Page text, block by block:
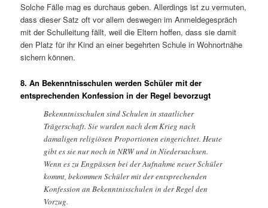
Solche Fälle mag es durchaus geben. Allerdings ist zu vermuten,
dass dieser Satz oft vor allem deswegen im Anmeldegespräch
mit der Schulleitung fällt, weil die Eltern hoffen, dass sie damit
den Platz für ihr Kind an einer begehrten Schule in Wohnortnähe
sichern können.
8. An Bekenntnisschulen werden Schüler mit der
entsprechenden Konfession in der Regel bevorzugt
Bekenntnisschulen sind Schulen in staatlicher
Trägerschaft. Sie wurden nach dem Krieg nach
damaligen religiösen Proportionen eingerichtet. Heute
gibt es sie nur noch in NRW und in Niedersachsen.
Wenn es zu Engpässen bei der Aufnahme neuer Schüler
kommt, bekommen Schüler mit der entsprechenden
Konfession an Bekenntnisschulen in der Regel den
Vorzug.